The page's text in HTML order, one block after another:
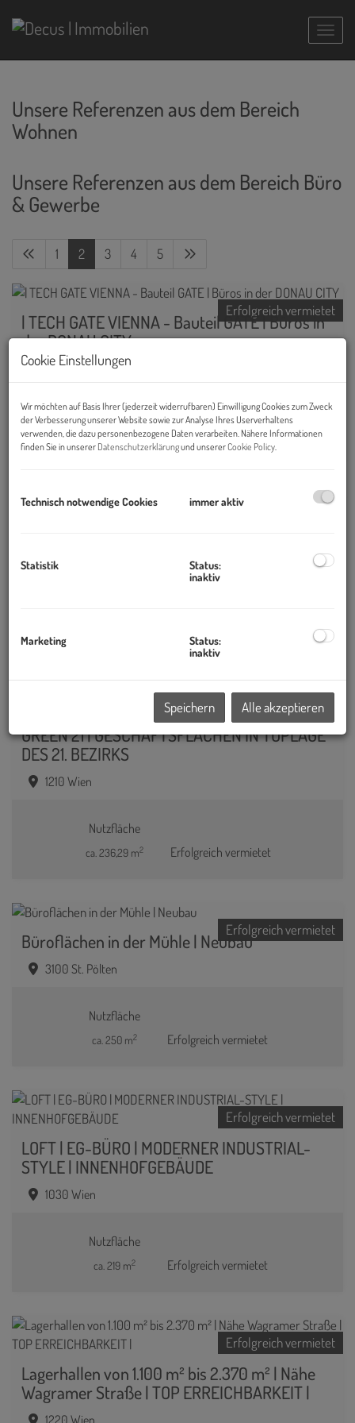
Unsere Referenzen aus dem Bereich
Wohnen
Unsere Referenzen aus dem Bereich Büro
& Gewerbe
1 2 3 4 5
Erfolgreich vermietet
| TECH GATE VIENNA - Bauteil GATE | Büros in
der DONAU CITY
1220 Wien
Nutzfläche
ca. 766,52 m2 Erfolgreich vermietet
Erfolgreich vermietet
Erfolgreich vermietet
GREEN 21 | GESCHÄFTSFLÄCHEN IN TOPLAGE
DES 21. BEZIRKS
1210 Wien
Nutzfläche
ca. 236,29 m2 Erfolgreich vermietet
Erfolgreich vermietet
Büroflächen in der Mühle | Neubau
3100 St. Pölten
Nutzfläche
ca. 250 m2 Erfolgreich vermietet
Erfolgreich vermietet
LOFT | EG-BÜRO | MODERNER INDUSTRIAL-
STYLE | INNENHOFGEBÄUDE
1030 Wien
Nutzfläche
ca. 219 m2 Erfolgreich vermietet
Erfolgreich vermietet
Lagerhallen von 1.100 m² bis 2.370 m² | Nähe
Wagramer Straße | TOP ERREICHBARKEIT |
1220 Wien
Cookie Einstellungen
Wir möchten auf Basis Ihrer (jederzeit widerrufbaren) Einwilligung Cookies zum Zweck
der Verbesserung unserer Website sowie zur Analyse Ihres Userverhaltens
verwenden, die dazu personenbezogene Daten verarbeiten. Nähere Informationen
finden Sie in unserer Datenschutzerklärungund unsererCookie Policy.
Technisch notwendige Cookies immer aktiv
Statistik
Status:
inaktiv
Marketing
Status:
inaktiv
Speichern Alle akzeptieren